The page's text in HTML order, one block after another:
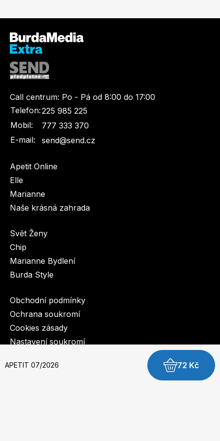
APETIT 07/2026 72 Kč
Call centrum: Po - Pá od 8:00 do 17:00
Telefon:225 985 225
Mobil:
777 333 370
E-mail:
send@send.cz
Apetit Online
Elle
Marianne
Naše krásná zahrada
Svět Ženy
Chip
Marianne Bydlení
Burda Style
Obchodní podmínky
Ochrana soukromí
Cookies zásady
Nastavení soukromí
© 2003-2026 BurdaMedia Extra s.r.o.